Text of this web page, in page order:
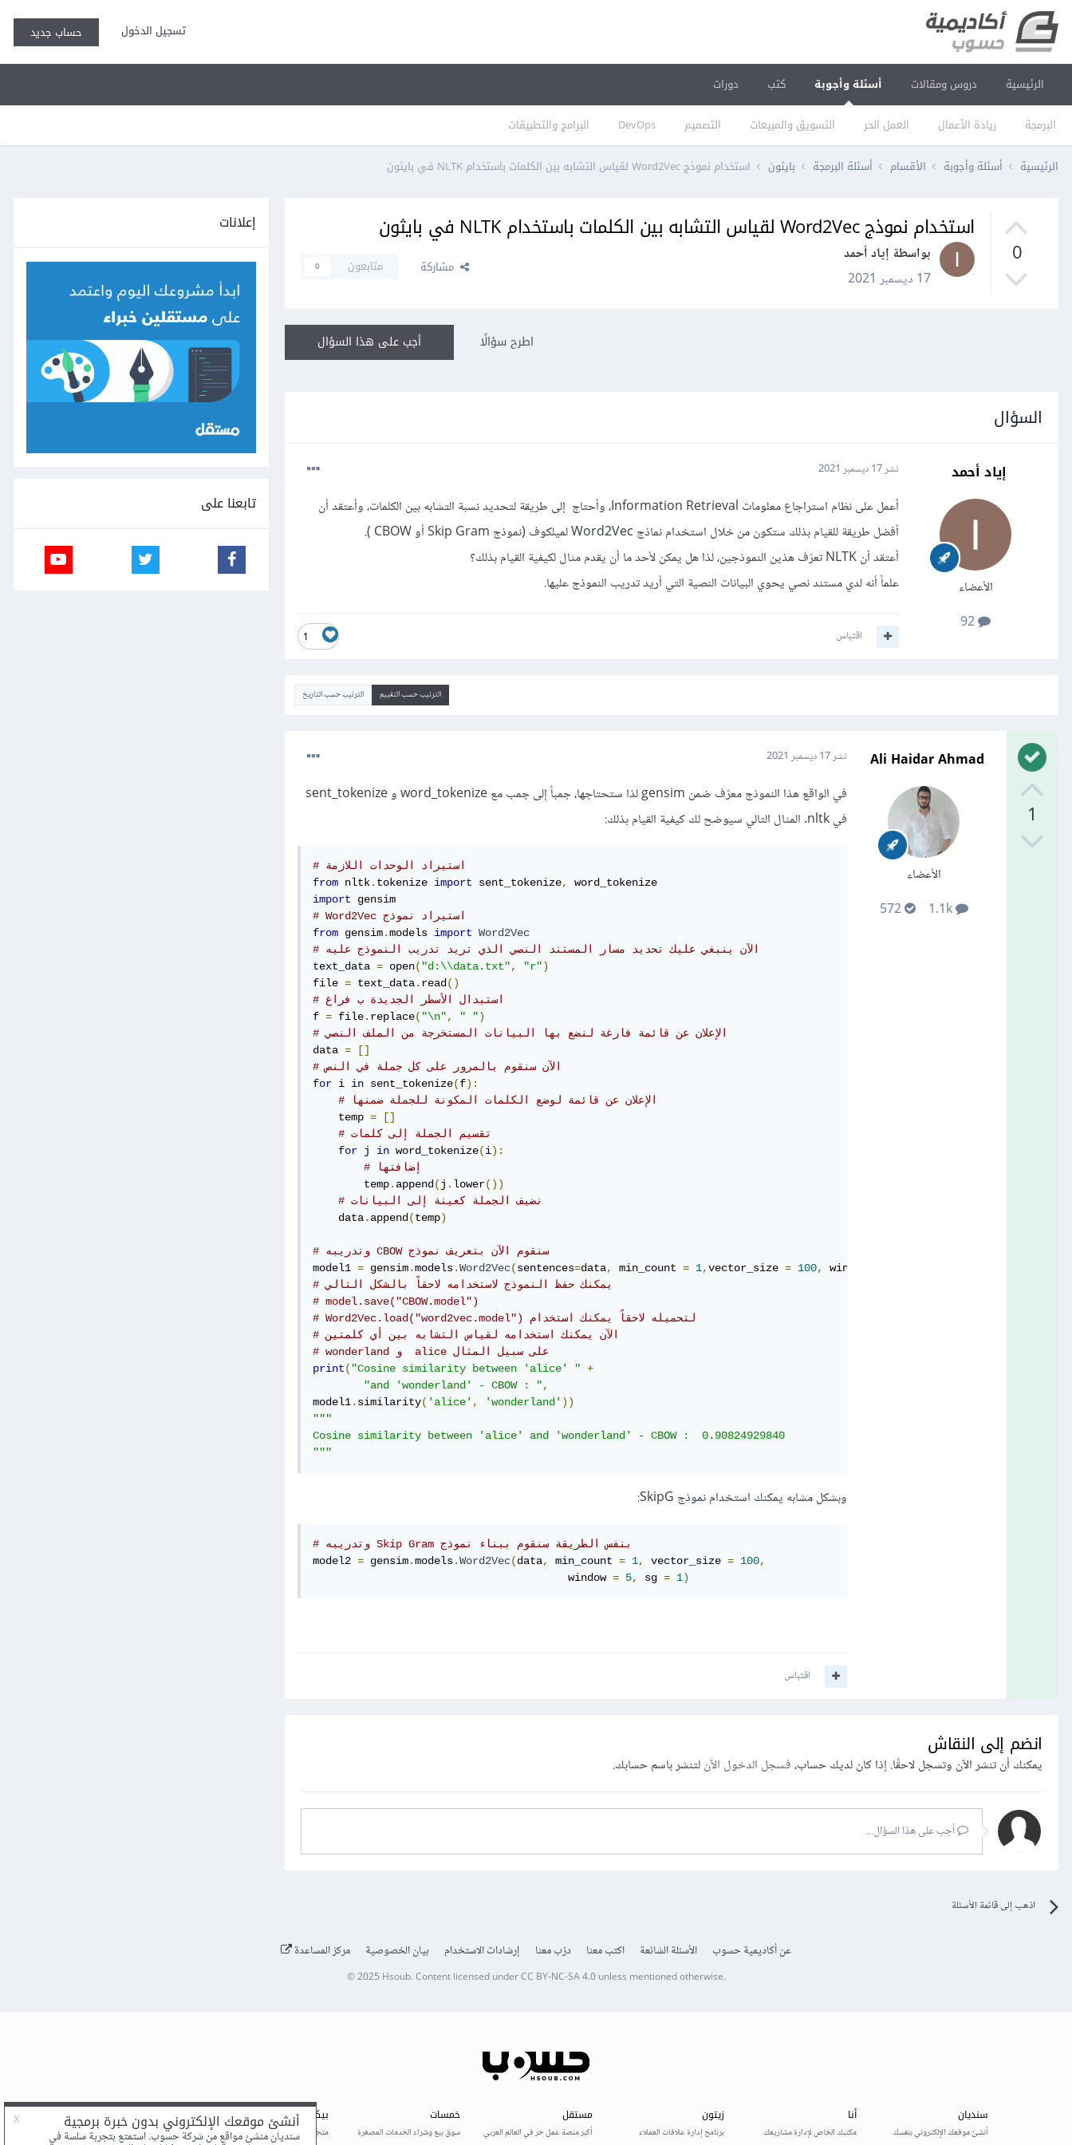
تسجيل الدخول حساب جديد
الرئيسية دروس ومقالات أسئلة وأجوبة
البرمجة ريادة الأعمال العمل الحر التسويق والمبيعات التصميم DevOps البرامج والتطبيقات
كتب دورات
الرئيسية أسئلة وأجوبة الأقسام أسئلة البرمجة بايثون استخدام نموذج Word2Vec لقياس التشابه بين الكلمات باستخدام NLTK في بايثون
0
استخدام نموذج Word2Vec لقياس التشابه بين الكلمات باستخدام NLTK في بايثون
بواسطة إياد أحمد
17 ديسمبر 2021
مشاركة متابعون 0
أجب على هذا السؤال اطرح سؤالًا
السؤال
إياد أحمد
الأعضاء
نشر17 ديسمبر 2021
أعمل على نظام استراجاع معلومات Information Retrieval، وأحتاج إلى طريقة لتحديد نسبة التشابه بين الكلمات، وأعتقد أن
أفضل طريقة للقيام بذلك ستكون من خلال استخدام نماذج Word2Vec لميلكوف (نموذج Skip Gram أو CBOW ).
أعتقد أن NLTK تعرّف هذين النموذجين، لذا هل يمكن لأحد ما أن يقدم مثال لكيفية القيام بذلك؟
علماً أنه لدي مستند نصي يحوي البيانات النصية التي أريد تدريب النموذج عليها.
1 اقتباس
الترتيب حسب التقييم الترتيب حسب التاريخ
1
Ali Haidar Ahmad
الأعضاء
1.1k
572
نشر17 ديسمبر 2021
في الواقع هذا النموذج معرّف ضمن gensim لذا ستحتاجها، جمباً إلى جمب مع word_tokenize و sent_tokenize
في nltk. المثال التالي سيوضح لك كيفية القيام بذلك:
# استيراد الوحدات اللازمة
from nltk. tokenize import sent_tokenize,
import
from gensim.models import Word2Vec
# الآن ينبغي عليك تحديد مسار المستند النصي الذي تريد تدريب النموذج عليه
text_data = open( "d:\\data.txt", "r")
file = text_data. read ()
# استبدال الأسطر الجديدة ب فراغ
f = file. replace( "\n", " ")
# الإعلان عن قائمة فارغة لنضع بها البيانات المستخرجة من الملف النصي
data =
[]
# الآن سنقوم بالمرور على كل جملة في النص
for i in sent_tokenize(f):
# الإعلان عن قائمة لوضع الكلمات المكونة للجملة ضمنها
    temp
=
[]
# تقسيم الجملة إلى كلمات
for j in word_tokenize(i):
# إضافتها
        temp
. append (j . lower())
# نضيف الجملة كعينة إلى البيانات
    data
. append (temp)
model1 = gensim.models.Word2Vec(sentences=data, min_count = 1,vector_size = 100, window
# يمكنك حفظ النموذج لاستخدامه لاحقاً بالشكل التالي
# model.save("CBOW.model")
# الآن يمكنك استخدامه لقياس التشابه بين أي كلمتين
print( "Cosine similarity between 'alice' " +
"and 'wonderland' - CBOW : ",
model1. similarity( 'alice' , 'wonderland' ))
"""
Cosine similarity between 'alice' and 'wonderland' - CBOW :  0.90824929840
"""
وبشكل مشابه يمكنك استخدام نموذج SkipG:
model2 = gensim.models.Word2Vec(data, min_count = 1, vector_size = 100,
                                        window
= 5, sg = 1)
اقتباس
انضم إلى النقاش
يمكنك أن تنشر الآن وتسجل لاحقًا. إذا كان لديك حساب،فسجل الدخول الآنلتنشر باسم حسابك.
أجب على هذا السؤال...
اذهب إلى قائمة الأسئلة
إعلانات
تابعنا على
عن أكاديمية حسوب الأسئلة الشائعة اكتب معنا درّب معنا إرشادات الاستخدام بيان الخصوصية مركز المساعدة
© 2025 Hsoub.Content licensed underCC BY-NC-SA 4.0unless mentioned otherwise.